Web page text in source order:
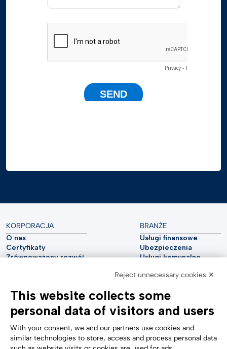
KORPORACJA
O nas
Certyfikaty
Zrównoważony rozwój
Accessibility Statement
BRANŻE
Usługi finansowe
Ubezpieczenia
Usługi komunalne
Telekomunikacja
Opieka zdrowotna
POMOC
Skontaktuj się z nami
Zgłaszanie naruszeń
Ustawienia plików cookie
ŚLEDŹ NAS
Reject unnecessary cookies ✕
This website collects some
personal data of visitors and users
With your consent, we and our partners use cookies and
similar technologies to store, access and process personal data